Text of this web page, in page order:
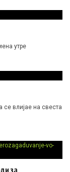
утре
влијае на свеста